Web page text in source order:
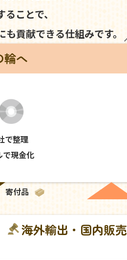
ことで、
も貢献できる仕組みです。
輪へ
整理
で現金化
寄付品
海外輸出・国内販売